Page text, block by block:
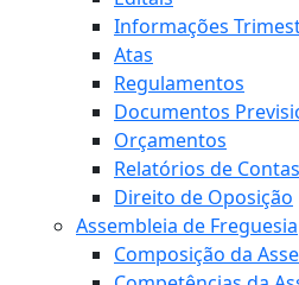
Informações
Atas
Regulamentos
Documentos
Orçamentos
Relatórios de Contas
Direito de Oposição
Assembleia de Freguesia
Composição da